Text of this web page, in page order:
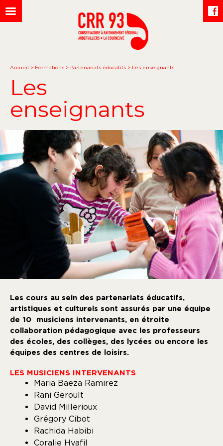
Accueil > Formations > Partenariats éducatifs > Les enseignants
Les
enseignants
Les cours au sein des partenariats éducatifs,
artistiques et culturels sont assurés par une équipe
de 10 musiciens intervenants, en étroite
collaboration pédagogique avec les professeurs
des écoles, des collèges, des lycées ou encore les
équipes des centres de loisirs.
LES MUSICIENS INTERVENANTS
Maria Baeza Ramirez
Rani Geroult
David Millerioux
Grégory Cibot
Rachida Habibi
Coralie Hyafil